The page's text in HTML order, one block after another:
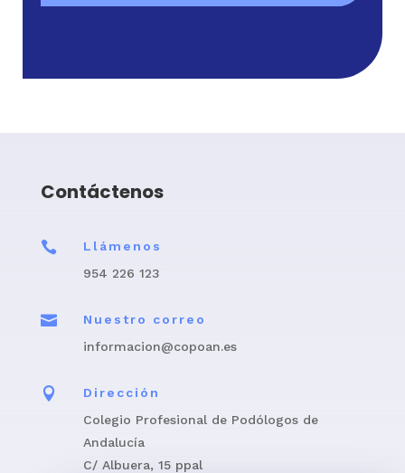
Contáctenos

Llámenos
954 226 123

Nuestro correo
informacion@copoan.es

Dirección
Colegio Profesional de Podólogos de
Andalucía
C/ Albuera, 15 ppal